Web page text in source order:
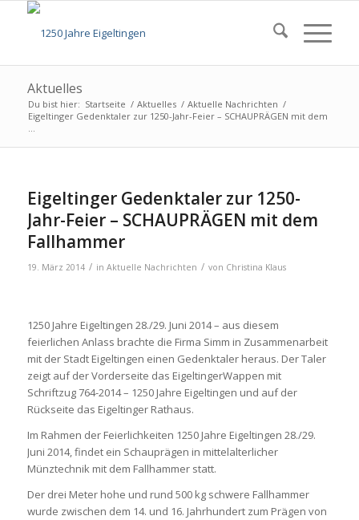
Aktuelles
Du bist hier: Startseite / Aktuelles / Aktuelle Nachrichten /
Eigeltinger Gedenktaler zur 1250-Jahr-Feier – SCHAUPRÄGEN mit dem
...
Eigeltinger Gedenktaler zur 1250-
Jahr-Feier – SCHAUPRÄGEN mit dem
Fallhammer
19. März 2014 / in Aktuelle Nachrichten / von Christina Klaus
1250 Jahre Eigeltingen 28./29. Juni 2014 – aus diesem
feierlichen Anlass brachte die Firma Simm in Zusammenarbeit
mit der Stadt Eigeltingen einen Gedenktaler heraus. Der Taler
zeigt auf der Vorderseite das EigeltingerWappen mit
Schriftzug 764-2014 – 1250 Jahre Eigeltingen und auf der
Rückseite das Eigeltinger Rathaus.
Im Rahmen der Feierlichkeiten 1250 Jahre Eigeltingen 28./29.
Juni 2014, findet ein Schauprägen in mittelalterlicher
Münztechnik mit dem Fallhammer statt.
Der drei Meter hohe und rund 500 kg schwere Fallhammer
wurde zwischen dem 14. und 16. Jahrhundert zum Prägen von